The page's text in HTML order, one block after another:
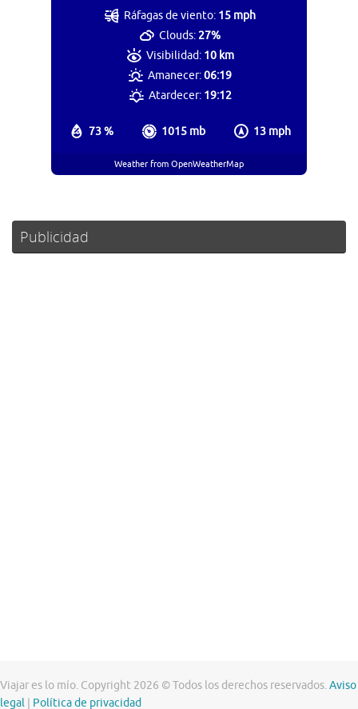
73 % 1015 mb 13 mph
Ráfagas de viento: 15 mph
Clouds:27%
Visibilidad: 10 km
Amanecer:06:19
Atardecer: 19:12
Weather from OpenWeatherMap
Publicidad
Viajar es lo mío. Copyright 2026 © Todos los derechos reservados.Aviso
legal
Política de privacidad